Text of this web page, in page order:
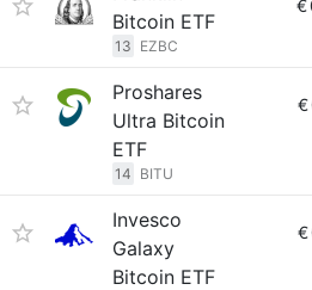
Bitcoin ETF
13 EZBC
€
Proshares
Ultra Bitcoin
ETF
14 BITU
€
Invesco
Galaxy
Bitcoin ETF
€